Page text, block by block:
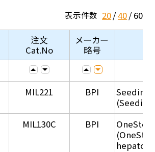
表示件数 20 40 60
注文
Cat.No
メーカー
略号
MIL221 BPI
Seeding
MIL130C BPI